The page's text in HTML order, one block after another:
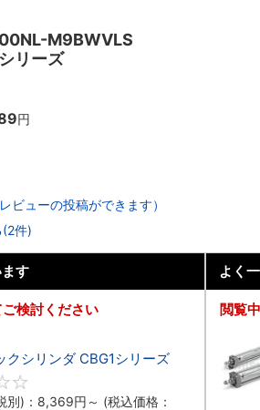
M9BWVLS
リーズ
円
ビューの投稿ができます）
(2件)
す
検討ください
クシリンダ CBG1シリーズ
別)： 8,369円 ～ (税込価格：
よく
閲覧